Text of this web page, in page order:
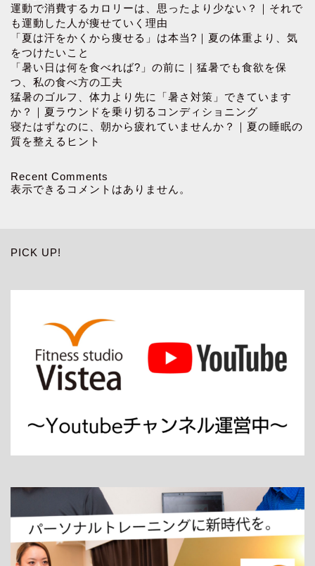
運動で消費するカロリーは、思ったより少ない？｜それで
も運動した人が痩せていく理由
「夏は汗をかくから痩せる」は本当?｜夏の体重より、気
をつけたいこと
「暑い日は何を食べれば?」の前に｜猛暑でも食欲を保
つ、私の食べ方の工夫
猛暑のゴルフ、体力より先に「暑さ対策」できています
か？｜夏ラウンドを乗り切るコンディショニング
寝たはずなのに、朝から疲れていませんか？｜夏の睡眠の
質を整えるヒント
Recent Comments
表示できるコメントはありません。
PICK UP!
ホーム